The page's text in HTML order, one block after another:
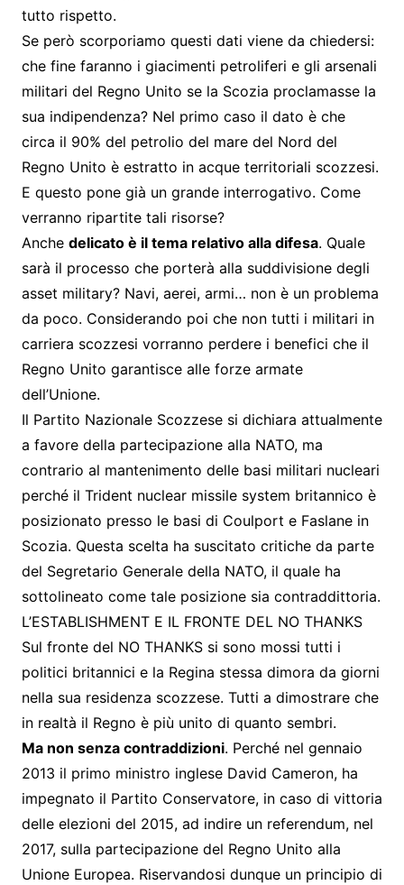
tutto rispetto.
Se però scorporiamo questi dati viene da chiedersi:
che fine faranno i giacimenti petroliferi e gli arsenali
militari del Regno Unito se la Scozia proclamasse la
sua indipendenza? Nel primo caso il dato è che
circa il 90% del petrolio del mare del Nord del
Regno Unito è estratto in acque territoriali scozzesi.
E questo pone già un grande interrogativo. Come
verranno ripartite tali risorse?
Anche delicato è il tema relativo alla difesa. Quale
sarà il processo che porterà alla suddivisione degli
asset military? Navi, aerei, armi… non è un problema
da poco. Considerando poi che non tutti i militari in
carriera scozzesi vorranno perdere i benefici che il
Regno Unito garantisce alle forze armate
dell’Unione.
Il Partito Nazionale Scozzese si dichiara attualmente
a favore della partecipazione alla NATO, ma
contrario al mantenimento delle basi militari nucleari
perché il Trident nuclear missile system britannico è
posizionato presso le basi di Coulport e Faslane in
Scozia. Questa scelta ha suscitato critiche da parte
del Segretario Generale della NATO, il quale ha
sottolineato come tale posizione sia contraddittoria.
L’ESTABLISHMENT E IL FRONTE DEL NO THANKS
Sul fronte del NO THANKS si sono mossi tutti i
politici britannici e la Regina stessa dimora da giorni
nella sua residenza scozzese. Tutti a dimostrare che
in realtà il Regno è più unito di quanto sembri.
Ma non senza contraddizioni. Perché nel gennaio
2013 il primo ministro inglese David Cameron, ha
impegnato il Partito Conservatore, in caso di vittoria
delle elezioni del 2015, ad indire un referendum, nel
2017, sulla partecipazione del Regno Unito alla
Unione Europea. Riservandosi dunque un principio di